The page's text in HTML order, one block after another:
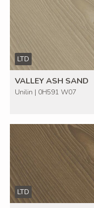
LTD
VALLEY ASH SAND
Unilin | 0H591 W07
LTD